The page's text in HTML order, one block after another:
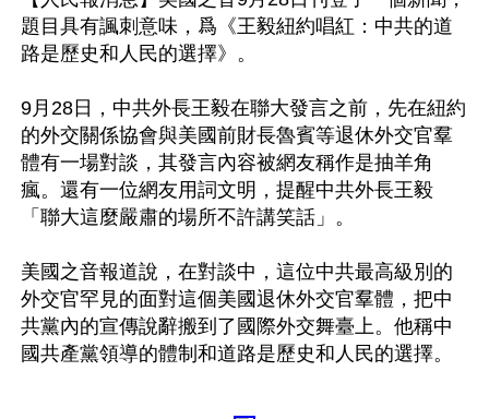
題目具有諷刺意味，爲《王毅紐約唱紅：中共的道
路是歷史和人民的選擇》。
9月28日，中共外長王毅在聯大發言之前，先在紐約
的外交關係協會與美國前財長魯賓等退休外交官羣
體有一場對談，其發言內容被網友稱作是抽羊角
瘋。還有一位網友用詞文明，提醒中共外長王毅
「聯大這麼嚴肅的場所不許講笑話」。
美國之音報道說，在對談中，這位中共最高級別的
外交官罕見的面對這個美國退休外交官羣體，把中
共黨內的宣傳說辭搬到了國際外交舞臺上。他稱中
國共產黨領導的體制和道路是歷史和人民的選擇。